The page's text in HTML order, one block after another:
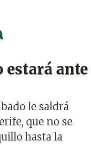
estará ante
le saldrá
que no se
hasta la